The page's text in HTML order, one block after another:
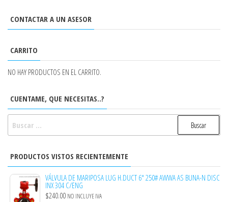
CONTACTAR A UN ASESOR
CARRITO
NO HAY PRODUCTOS EN EL CARRITO.
CUENTAME, QUE NECESITAS..?
PRODUCTOS VISTOS RECIENTEMENTE
VÁLVULA DE MARIPOSA LUG H.DUCT 6" 250# AWWA AS BUNA-N DISC
INX 304 C/ENG
$240.00 NO INCLUYE IVA